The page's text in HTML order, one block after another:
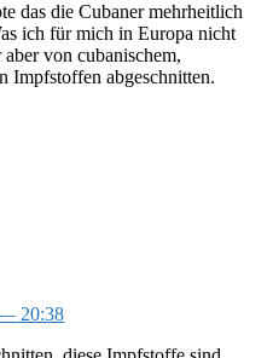
das die Cubaner mehrheitlich
ich für mich in Europa nicht
von cubanischem,
Impfstoffen abgeschnitten.
20:38